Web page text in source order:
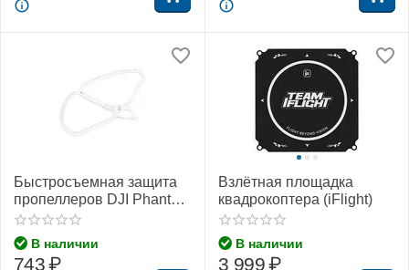
Быстросъемная защита
пропеллеров DJI Phantom
4
В наличии
743₽
Взлётная площадка
квадрокоптера (iFlight)
В наличии
3 999₽